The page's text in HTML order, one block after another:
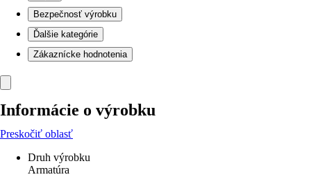
Bezpečnosť výrobku
Ďalšie kategórie
Zákaznícke hodnotenia
Informácie o výrobku
Preskočiť oblasť
Druh výrobku
Armatúra